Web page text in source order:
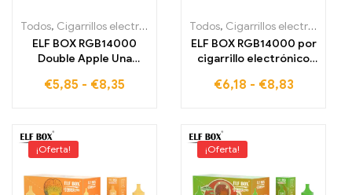
Todos, Cigarrillos electrónicos desechables ,Cigarrillos
ELF BOX RGB14000
Double Apple Una
frutal de doble
€5,85 - €8,35
Todos, Cigarrillos electrónicos desechables
ELF BOX RGB14000 por
cigarrillo electrónico
momento refrescante
€6,18 - €8,83
¡Oferta! ¡Oferta!